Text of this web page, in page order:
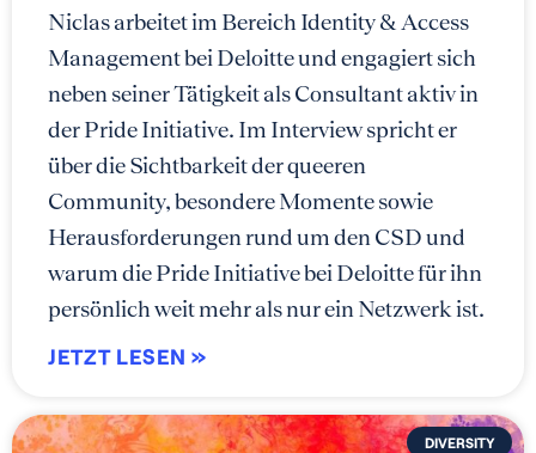
Niclas arbeitet im Bereich Identity & Access
Management bei Deloitte und engagiert sich
neben seiner Tätigkeit als Consultant aktiv in
der Pride Initiative. Im Interview spricht er
über die Sichtbarkeit der queeren
Community, besondere Momente sowie
Herausforderungen rund um den CSD und
warum die Pride Initiative bei Deloitte für ihn
persönlich weit mehr als nur ein Netzwerk ist.
JETZT LESEN »
DIVERSITY